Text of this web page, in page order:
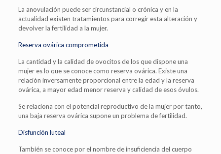
La anovulación puede ser circunstancial o crónica y en la
actualidad existen tratamientos para corregir esta alteración y
devolver la fertilidad a la mujer.
Reserva ovárica comprometida
La cantidad y la calidad de ovocitos de los que dispone una
mujer es lo que se conoce como reserva ovárica. Existe una
relación inversamente proporcional entre la edad y la reserva
ovárica, a mayor edad menor reserva y calidad de esos óvulos.
Se relaciona con el potencial reproductivo de la mujer por tanto,
una baja reserva ovárica supone un problema de fertilidad.
Disfunción luteal
También se conoce por el nombre de insuficiencia del cuerpo